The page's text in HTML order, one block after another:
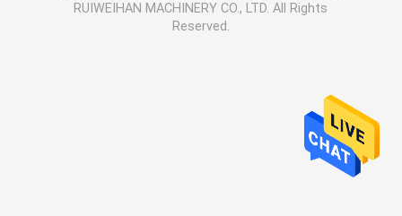
RUIWEIHAN MACHINERY CO., LTD. All Rights
Reserved.